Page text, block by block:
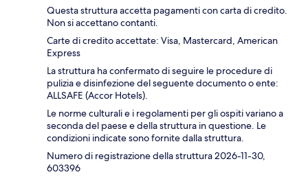
Questa struttura accetta pagamenti con carta di credito.
Non si accettano contanti.
Carte di credito accettate: Visa, Mastercard, American
Express
La struttura ha confermato di seguire le procedure di
pulizia e disinfezione del seguente documento o ente:
ALLSAFE (Accor Hotels).
Le norme culturali e i regolamenti per gli ospiti variano a
seconda del paese e della struttura in questione. Le
condizioni indicate sono fornite dalla struttura.
Numero di registrazione della struttura 2026-11-30,
603396